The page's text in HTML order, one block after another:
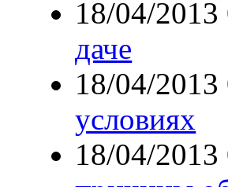
18/04/2013
даче
18/04/2013
условиях
18/04/2013